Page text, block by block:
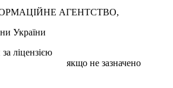
АГЕНТСТВО,
України
ліцензією
якщо не зазначено